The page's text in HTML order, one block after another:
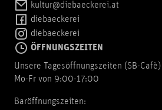
kultur@diebaeckerei.at
diebaeckerei
diebaeckerei
ÖFFNUNGSZEITEN
Unsere Tagesöffnungszeiten (SB-Cafè)
Mo-Fr von 9:00-17:00
Baröffnungszeiten: